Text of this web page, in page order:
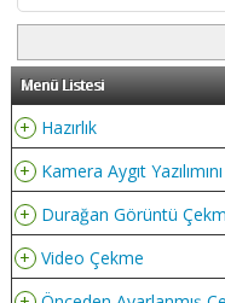
Menü Listesi
+ Hazırlık
+ Kamera Aygıt
+ Durağan Görüntü
+ Video Çekme